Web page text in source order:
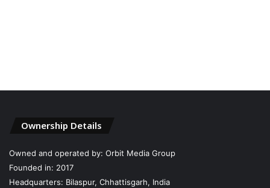
Ownership Details
Owned and operated by: Orbit Media Group
Founded in: 2017
Headquarters: Bilaspur, Chhattisgarh, India